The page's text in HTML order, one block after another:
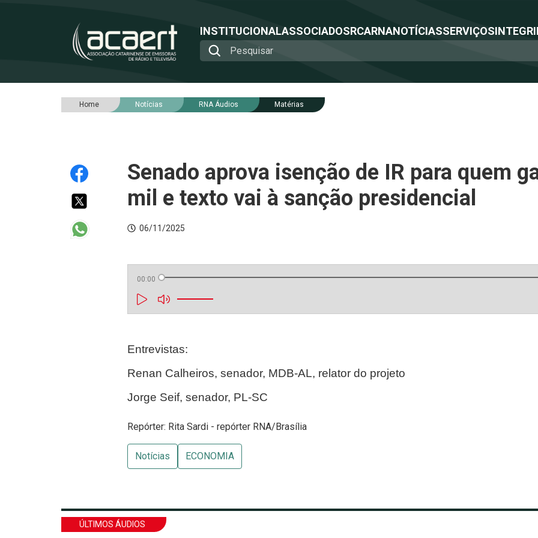
INSTITUCIONALASSOCIADOSRCARNANOTÍCIASSERVIÇOS
Home Notícias RNA Áudios Matérias
Senado aprova isenção de IR para quem
mil e texto vai à sanção presidencial
06/11/2025
00:00
Entrevistas:
Renan Calheiros, senador, MDB-AL, relator do projeto
Jorge Seif, senador, PL-SC
Repórter: Rita Sardi - repórter RNA/Brasília
Notícias ECONOMIA
ÚLTIMOS ÁUDIOS